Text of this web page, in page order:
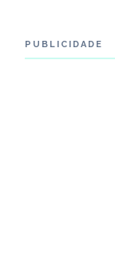
PUBLICIDADE